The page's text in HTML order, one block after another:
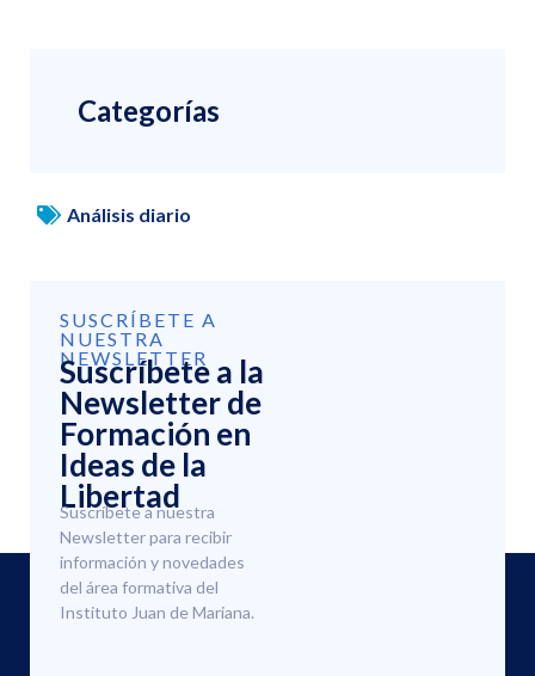
Categorías
Análisis diario
SUSCRÍBETE A
NUESTRA
NEWSLETTER
Suscríbete a la
Newsletter de
Formación en
Ideas de la
Libertad
Suscríbete a nuestra
Newsletter para recibir
información y novedades
del área formativa del
Instituto Juan de Mariana.